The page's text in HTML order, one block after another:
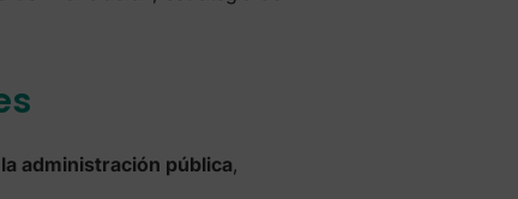
administración pública,